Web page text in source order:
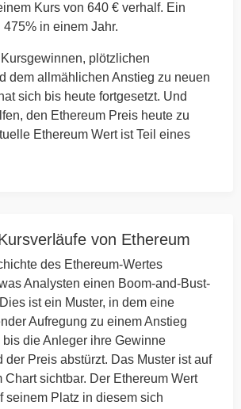
von Ethereum
des Ethereum-Wertes
Analysten einen Boom-and-Bust-
ist ein Muster, in dem eine
Aufregung zu einem Anstieg
bis die Anleger ihre Gewinne
der Preis abstürzt. Das Muster ist auf
Chart sichtbar. Der Ethereum Wert
seinem Platz in diesem sich
Kurs von 640 € verhalf. Ein
in einem Jahr.
plötzlichen
dem allmählichen Anstieg zu neuen
sich bis heute fortgesetzt. Und
den Ethereum Preis heute zu
Ethereum Wert ist Teil eines